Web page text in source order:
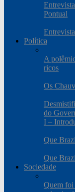
Pontual
Política
A
ricos
Os
do
I –
Que
Que
Sociedade
Quem foi